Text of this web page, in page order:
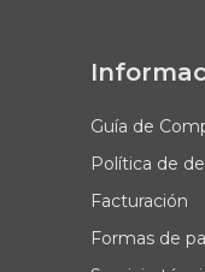
Guía de
Política de
Facturación
Formas de